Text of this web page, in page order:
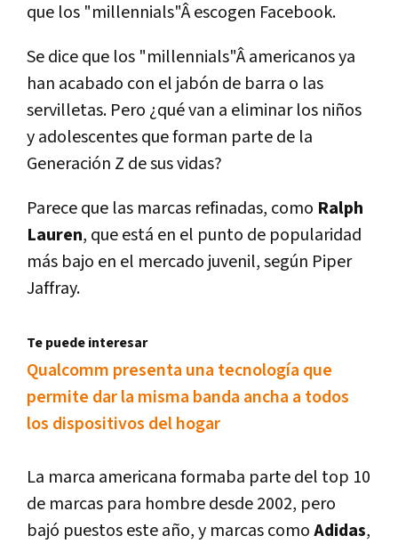
que los "millennials"Â escogen Facebook.
Se dice que los "millennials"Â americanos ya
han acabado con el jabón de barra o las
servilletas. Pero ¿qué van a eliminar los niños
y adolescentes que forman parte de la
Generación Z de sus vidas?
Parece que las marcas refinadas, como Ralph
Lauren, que está en el punto de popularidad
más bajo en el mercado juvenil, según Piper
Jaffray.
Te puede interesar
Qualcomm presenta una tecnologí­a que
permite dar la misma banda ancha a todos
los dispositivos del hogar
La marca americana formaba parte del top 10
de marcas para hombre desde 2002, pero
bajó puestos este año, y marcas comoAdidas,